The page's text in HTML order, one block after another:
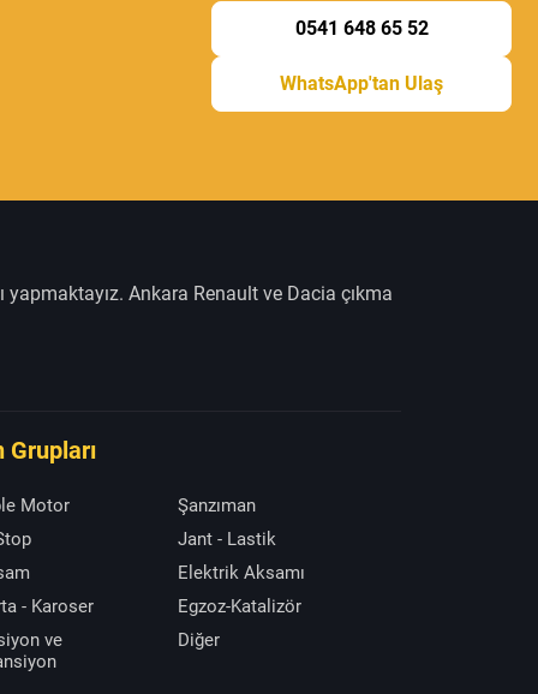
0541 648 65 52
WhatsApp'tan Ulaş
yapmaktayız. Ankara Renault ve Dacia çıkma
Grupları
Motor
Şanzıman
Jant - Lastik
Elektrik Aksamı
- Karoser
Egzoz-Katalizör
ve
Diğer